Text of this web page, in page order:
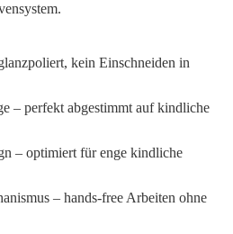
kein Einschneiden in
– perfekt abgestimmt auf kindliche
– optimiert für enge kindliche
– hands-free Arbeiten ohne